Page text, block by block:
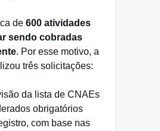
de 600 atividades
sendo cobradas
. Por esse motivo, a
três solicitações:
da lista de CNAEs
obrigatórios
com base nas